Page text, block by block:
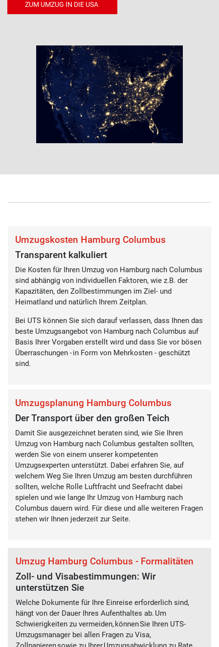
ZUM UMZUG IN DIE USA
Umzugskosten Hamburg Columbus
Transparent kalkuliert
Die Kosten für Ihren Umzug von Hamburg nach Columbus
sind abhängig von individuellen Faktoren, wie z.B. der
Kapazitäten, den Zollbestimmungen im Ziel- und
Heimatland und natürlich Ihrem Zeitplan.
Bei UTS können Sie sich darauf verlassen, dass Ihnen das
beste Umzugsangebot von Hamburg nach Columbus auf
Basis Ihrer Vorgaben erstellt wird und dass Sie vor bösen
Überraschungen - in Form von Mehrkosten - geschützt
sind.
Umzugsplanung Hamburg Columbus
Der Transport über den großen Teich
Damit Sie ausgezeichnet beraten sind, wie Sie Ihren
Umzug von Hamburg nach Columbus gestalten sollten,
werden Sie von einem unserer kompetenten
Umzugsexperten unterstützt. Dabei erfahren Sie, auf
welchem Weg Sie Ihren Umzug am besten durchführen
sollten, welche Rolle Luftfracht und Seefracht dabei
spielen und wie lange Ihr Umzug von Hamburg nach
Columbus dauern wird. Für diese und alle weiteren Fragen
stehen wir Ihnen jederzeit zur Seite.
Umzug Hamburg Columbus - Formalitäten
Zoll- und Visabestimmungen: Wir
unterstützen Sie
Welche Dokumente für Ihre Einreise erforderlich sind,
hängt von der Dauer Ihres Aufenthaltes ab. Um
Schwierigkeiten zu vermeiden, können Sie Ihren UTS-
Umzugsmanager bei allen Fragen zu Visa,